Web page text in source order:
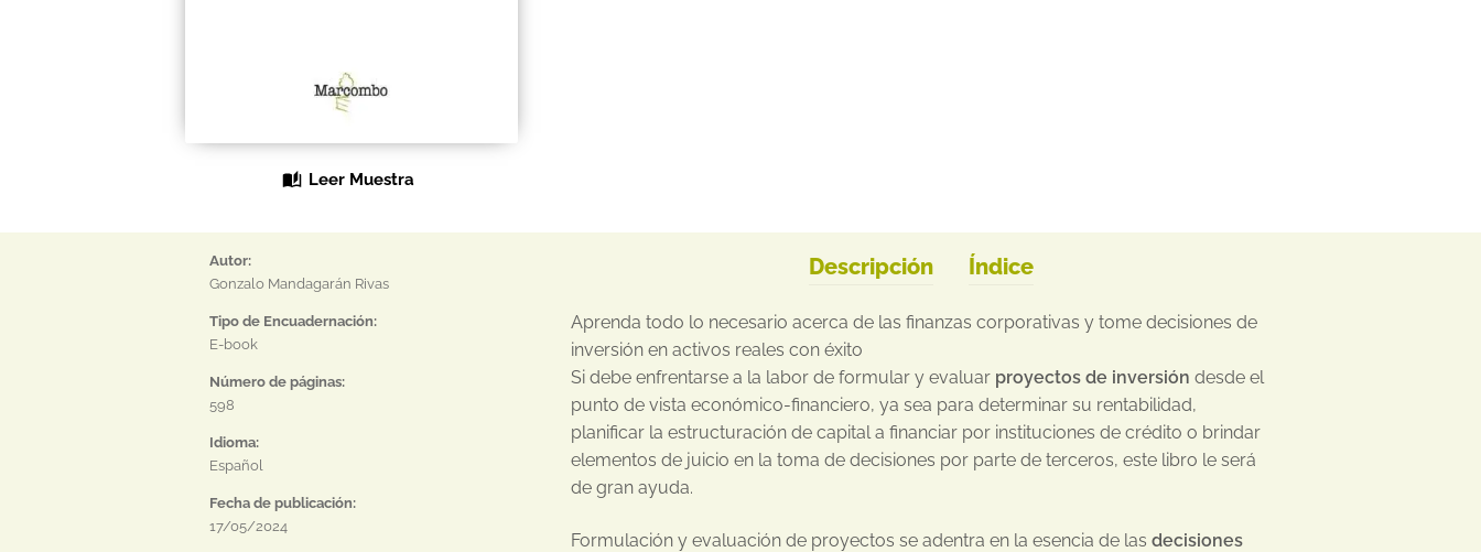
Leer Muestra
Autor:
Gonzalo Mandagarán Rivas
Tipo de Encuadernación:
E-book
Número de páginas:
598
Idioma:
Español
Fecha de publicación:
17/05/2024
Descripción Índice
Aprenda todo lo necesario acerca de las finanzas corporativas y tome decisiones de
inversión en activos reales con éxito
Si debe enfrentarse a la labor de formular y evaluar proyectos de inversión desde el
punto de vista económico-financiero, ya sea para determinar su rentabilidad,
planificar la estructuración de capital a financiar por instituciones de crédito o brindar
elementos de juicio en la toma de decisiones por parte de terceros, este libro le será
de gran ayuda.
Formulación y evaluación de proyectos se adentra en la esencia de lasdecisiones